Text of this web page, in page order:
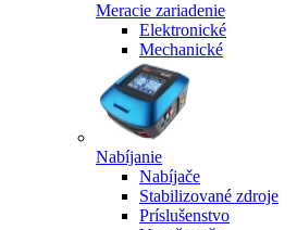
Meracie zariadenie
Elektronické
Mechanické
Nabíjanie
Nabíjače
Stabilizované zdroje
Príslušenstvo